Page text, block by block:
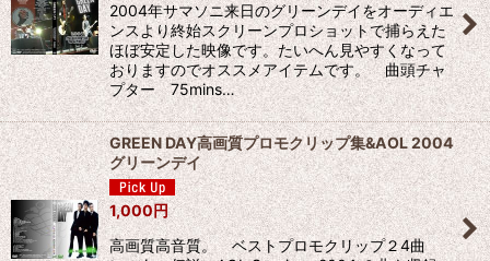
2004年サマソニ来日のグリーンデイをオーディエ
ンスより終始スクリーンプロショットで捕らえた
ほぼ安定した映像です。たいへん見やすくなって
おりますのでオススメアイテムです。 曲頭チャ
プター 75mins…
GREEN DAY高画質プロモクリップ集&AOL 2004
グリーンデイ
1,000円
高画質高音質。 ベストプロモクリップ２4曲